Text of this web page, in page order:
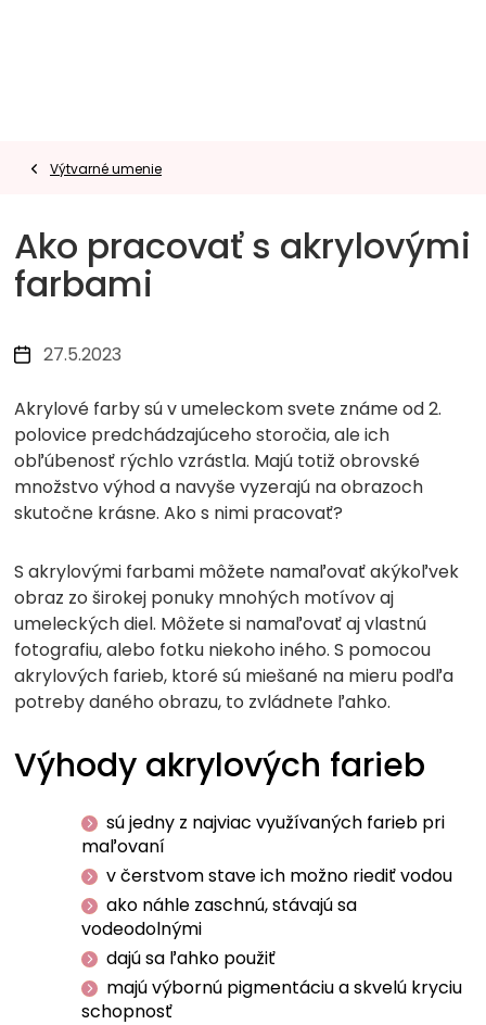
Výtvarné umenie
Ako pracovať s akrylovými
farbami
27.5.2023
Akrylové farby sú v umeleckom svete známe od 2.
polovice predchádzajúceho storočia, ale ich
obľúbenosť rýchlo vzrástla. Majú totiž obrovské
množstvo výhod a navyše vyzerajú na obrazoch
skutočne krásne. Ako s nimi pracovať?
S akrylovými farbami môžete namaľovať akýkoľvek
obraz zo širokej ponuky mnohých motívov aj
umeleckých diel. Môžete si namaľovať aj vlastnú
fotografiu, alebo fotku niekoho iného. S pomocou
akrylových farieb, ktoré sú miešané na mieru podľa
potreby daného obrazu, to zvládnete ľahko.
Výhody akrylových farieb
sú jedny z najviac využívaných farieb pri
maľovaní
v čerstvom stave ich možno riediť vodou
ako náhle zaschnú, stávajú sa
vodeodolnými
dajú sa ľahko použiť
majú výbornú pigmentáciu a skvelú kryciu
schopnosť